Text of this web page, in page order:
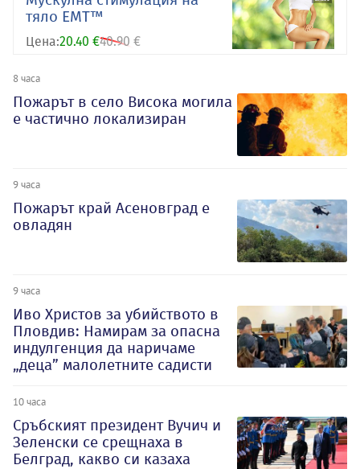
тяло EMT™
Цена:20.40 €40.90 €
8 часа
Пожарът в село Висока могила
е частично локализиран
9 часа
Пожарът край Асеновград е
овладян
9 часа
Иво Христов за убийството в
Пловдив: Намирам за опасна
индулгенция да наричаме
„деца” малолетните садисти
10 часа
Сръбският президент Вучич и
Зеленски се срещнаха в
Белград, какво си казаха